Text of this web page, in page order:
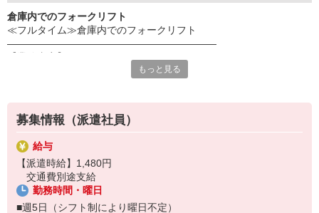
《応募の流れ》
Web又は電話応募
弊社応募担当からの電話で希望条件確認
企業とのマッチング
↓
弊社担当との面談＋企業との面談
↓
双方合意の元就業開始♪
※万が一スタッフ様の条件と企業の希望がマッチングしなかった
場合でも、別のお仕事探しを速やかに行います！
倉庫内でのフォークリフト
≪フルタイム≫倉庫内でのフォークリフト
―――――――――――――――――――――
倉庫内での仕分け・フォークリフト業務
トラックの積み下ろしが出来る方はお願いいたします。
※20〜50代の方が活躍中
―――――――――――――――――――――
【採用までの流れ】
応募後は、電話で応募者様の情報や希望条件などをヒアリング！
その後、履歴書を回収します（WebまたはFAX）。
企業との面談から採用までは数日お時間いただきます。
もっと見る
募集情報（派遣社員）
給与
【派遣時給】1,480円
交通費別途支給
勤務時間・曜日
■週5日（シフト制により曜日不定）